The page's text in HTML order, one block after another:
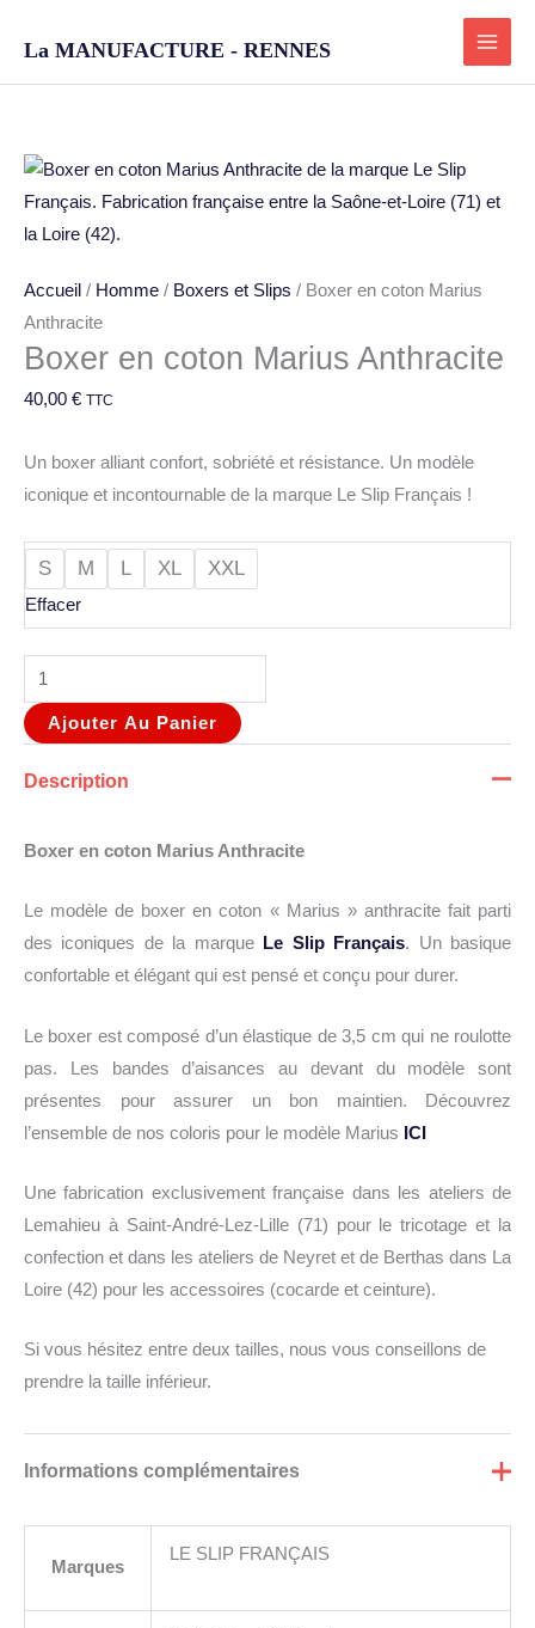
La MANUFACTURE - RENNES
Accueil / Homme / Boxers et Slips / Boxer en coton Marius
Anthracite
Boxer en coton Marius Anthracite
40,00 € TTC
Un boxer alliant confort, sobriété et résistance. Un modèle
iconique et incontournable de la marque Le Slip Français !
S M L XL XXL
Effacer
quantité
de
Boxer
coton
Marius
Anthracite
Ajouter Au Panier
Description
Boxer en coton Marius Anthracite
Le modèle de boxer en coton « Marius » anthracite fait parti
des iconiques de la marqueLe Slip Français. Un basique
confortable et élégant qui est pensé et conçu pour durer.
Le boxer est composé d’un élastique de 3,5 cm qui ne roulotte
pas. Les bandes d’aisances au devant du modèle sont
présentes pour assurer un bon maintien. Découvrez
l’ensemble de nos coloris pour le modèle Marius ICI
Une fabrication exclusivement française dans les ateliers de
Lemahieu à Saint-André-Lez-Lille (71) pour le tricotage et la
confection et dans les ateliers de Neyret et de Berthas dans La
Loire (42) pour les accessoires (cocarde et ceinture).
Si vous hésitez entre deux tailles, nous vous conseillons de
prendre la taille inférieur.
Informations complémentaires
Marques
LE SLIP FRANÇAIS